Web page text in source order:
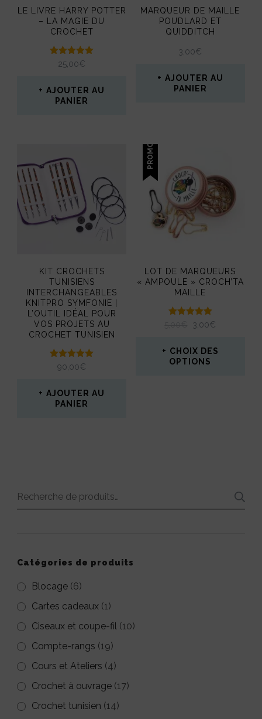
page
du
produit
LE LIVRE HARRY POTTER
– LA MAGIE DU
CROCHET
Note
5.00
25,00€
AJOUTER AU
PANIER
MARQUEUR DE MAILLE
POUDLARD ET
QUIDDITCH
3,00€
AJOUTER AU
PANIER
KIT CROCHETS
TUNISIENS
INTERCHANGEABLES
KNITPRO SYMFONIE |
L’OUTIL IDÉAL POUR
VOS PROJETS AU
CROCHET TUNISIEN
Note
90,00€
AJOUTER AU
PANIER
PROMO !
LOT DE MARQUEURS
« AMPOULE » CROCH’TA
MAILLE
Note
5.00
LE
INITIAL
ÉTAIT :
3,00€
ACTUEL
CHOIX DES
OPTIONS
Recherche
Catégories de produits
Blocage (6)
Cartes cadeaux (1)
Ciseaux et coupe-fil (10)
Compte-rangs (19)
Cours et Ateliers (4)
Crochet à ouvrage (17)
Crochet tunisien (14)